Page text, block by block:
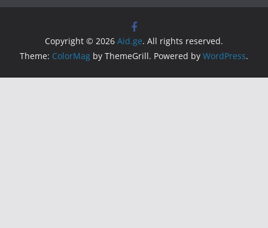
Copyright © 2026 Aid.ge. All rights reserved.
Theme: ColorMag by ThemeGrill. Powered by WordPress.